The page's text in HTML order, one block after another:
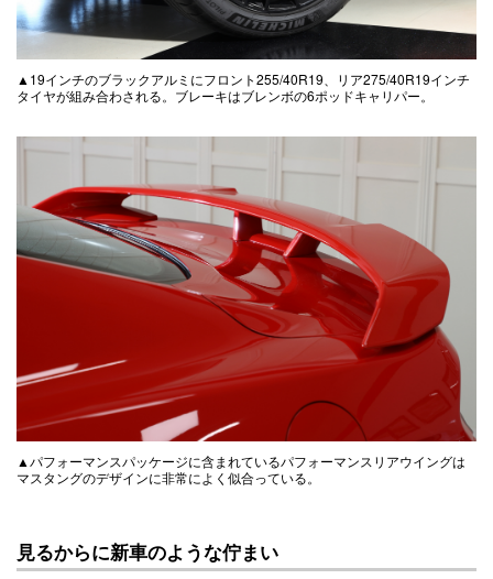
▲19インチのブラックアルミにフロント255/40R19、リア275/40R19インチ
タイヤが組み合わされる。ブレーキはブレンボの6ポッドキャリパー。
▲パフォーマンスパッケージに含まれているパフォーマンスリアウイングは
マスタングのデザインに非常によく似合っている。
見るからに新車のような佇まい